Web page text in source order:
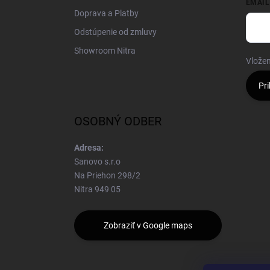
Doprava a Platby
Odstúpenie od zmluvy
Showroom Nitra
EMAIL
OSOBNÝ ODBER
Adresa:
Sanovo s.r.o
Na Priehon 298/2
Nitra 949 05
Zobraziť v Google maps